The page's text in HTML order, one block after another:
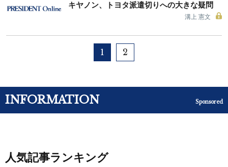
キヤノン、トヨタ派遣切りへの大きな疑問
溝上 憲文
1 2
INFORMATION Sponsored
人気記事ランキング